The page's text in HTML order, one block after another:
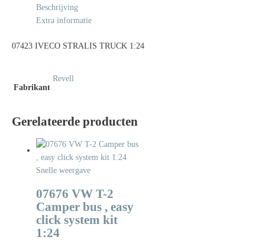
Beschrijving
Extra informatie
07423 IVECO STRALIS TRUCK 1:24
Fabrikant
Revell
Gerelateerde producten
Snelle weergave
07676 VW T-2
Camper bus , easy
click system kit
1:24